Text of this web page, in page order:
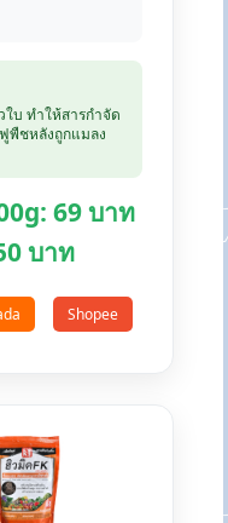
บ ทำให้สารกำจัด
พืชหลังถูกแมลง
69 บาท
บาท
Shopee